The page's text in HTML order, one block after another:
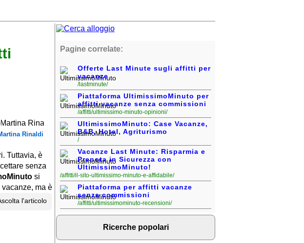
Rinaldi
Tuttavia, è
senza
si
ma è
l'articolo
Pagine correlate:
Offerte Last Minute sugli affitti per
vacanze
/lastminute/
Piattaforma UltimissimoMinuto per
affitti vacanze senza commissioni
/affitti/ultimissimo-minuto-opinioni/
UltimissimoMinuto: Case Vacanze,
B&B, Hotel, Agriturismo
/
Vacanze Last Minute: Risparmia e
Prenota in Sicurezza con
UltimissimoMinuto!
/affitti/il-sito-ultimissimo-minuto-e-affidabile/
Piattaforma per affitti vacanze
senza commissioni
/affitti/ultimissimominuto-recensioni/
Ricerche popolari